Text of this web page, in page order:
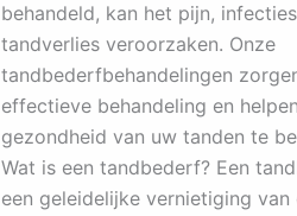
behandeld, kan het pijn,
tandverlies veroorzaken. Onze
tandbederfbehandelingen
effectieve behandeling en
gezondheid van uw tanden te
Wat is een tandbederf? Een
een geleidelijke vernietiging van